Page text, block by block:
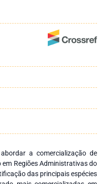
a comercialização de
Regiões Administrativas do
das principais espécies